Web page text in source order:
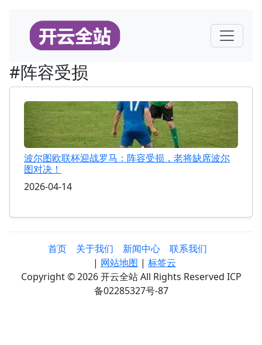
#阵容受损
波尔图欧联杯迎战罗马：阵容受损，老将缺席波尔
图对决！
2026-04-14
首页 关于我们 新闻中心
联系我们
| 网站地图 | 标签云
Copyright © 2026 开云全站 All Rights Reserved ICP
备02285327号-87